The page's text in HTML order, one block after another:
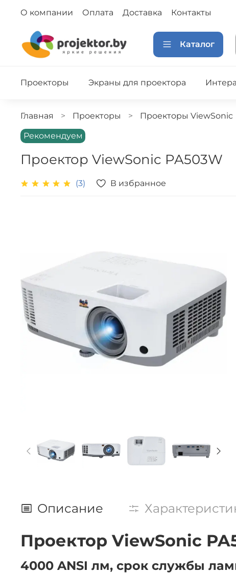
О компании Оплата Доставка Контакты
Каталог
Проекторы Экраны для проектора
Главная Проекторы Проекторы ViewSonic
Рекомендуем
Проектор ViewSonic PA503W
(3) В избранное
Описание
Проектор ViewSonic
4000 ANSI лм, срок службы